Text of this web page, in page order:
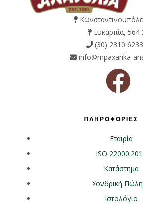
Ευκαρπία, 564
(30) 2310
info@mpaxarika-
ΠΛΗΡΟΦΟΡΙΕΣ
Εταιρία
ISO
Κατάστημα
Χονδρική
Ιστολόγιο